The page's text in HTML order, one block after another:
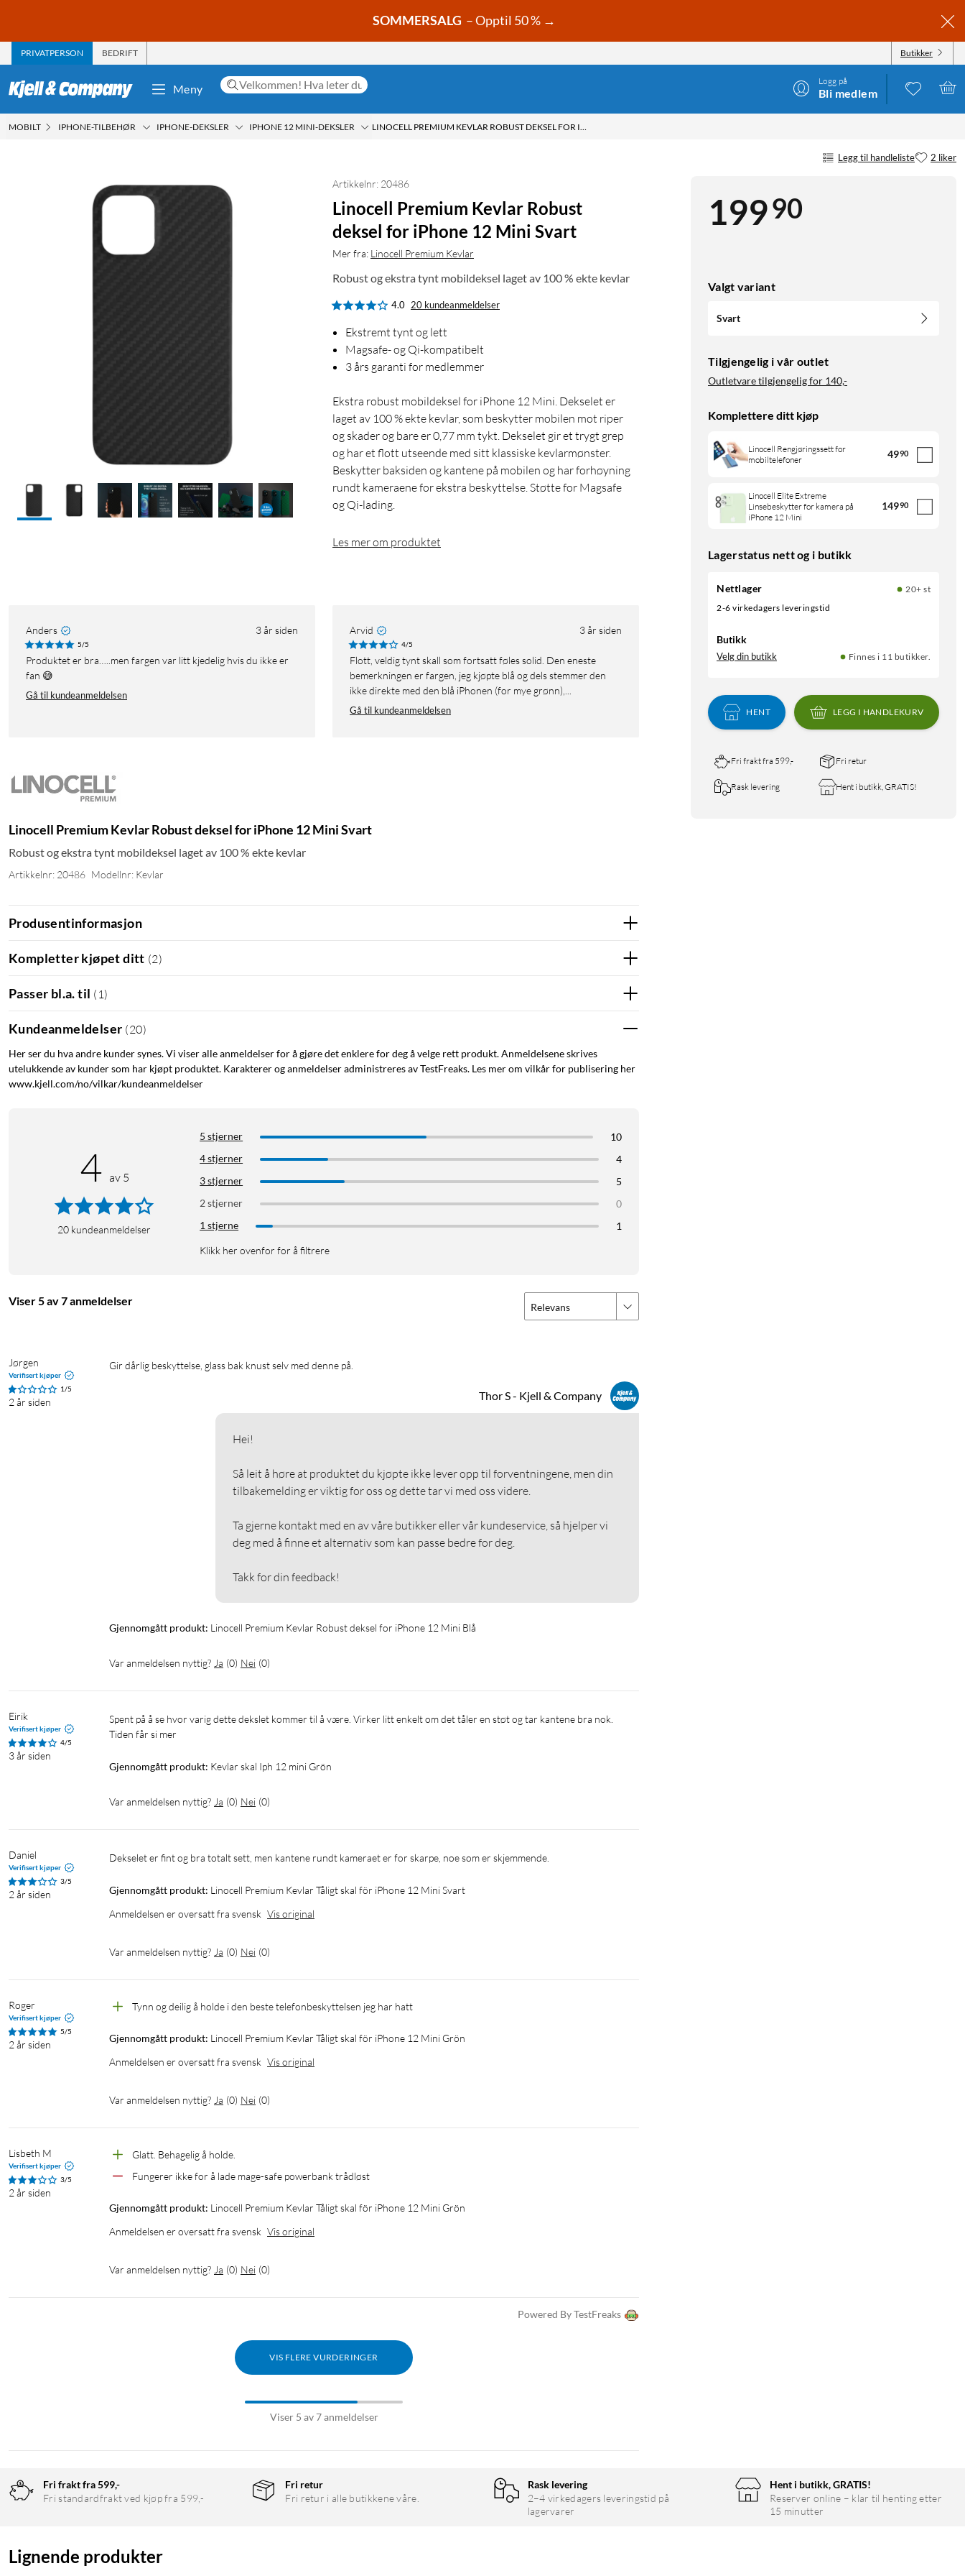
SOMMERSALG – Opptil 50 % →
PRIVATPERSON BEDRIFT Butikker
Meny
Logg på
Bli medlem
MOBILT IPHONE-TILBEHØR IPHONE-DEKSLER IPHONE 12 MINI-DEKSLER LINOCELL PREMIUM KEVLAR ROBUST DEKSEL FOR IPHONE 12 MINI SVART
Legg til handleliste 2 liker
19990
Valgt variant
Svart
Tilgjengelig i vår outlet
Outletvare tilgjengelig for 140,-
Komplettere ditt kjøp
Linocell Rengjøringssett for
mobiltelefoner
4990
Linocell Elite Extreme
Linsebeskytter for kamera på
iPhone 12 Mini
14990
Lagerstatus nett og i butikk
Nettlager
20+ st
2-6 virkedagers leveringstid
Butikk
Velg din butikk Finnes i 11 butikker.
HENT LEGG I HANDLEKURV
Fri frakt fra 599,- Fri retur
Rask levering Hent i butikk, GRATIS!
Artikkelnr: 20486
Linocell Premium Kevlar Robust
deksel for iPhone 12 Mini Svart
Mer fra: Linocell Premium Kevlar
Robust og ekstra tynt mobildeksel laget av 100 % ekte kevlar
4.0 20 kundeanmeldelser
Ekstremt tynt og lett
Magsafe- og Qi-kompatibelt
3 års garanti for medlemmer
Ekstra robust mobildeksel for iPhone 12 Mini. Dekselet er
laget av 100 % ekte kevlar, som beskytter mobilen mot riper
og skader og bare er 0,77 mm tykt. Dekselet gir et trygt grep
og har et flott utseende med sitt klassiske kevlarmønster.
Beskytter baksiden og kantene på mobilen og har forhøyning
rundt kameraene for ekstra beskyttelse. Støtte for Magsafe
og Qi-lading.
Les mer om produktet
Anders 3 år siden
5/5
Produktet er bra…..men fargen var litt kjedelig hvis du ikke er
fan 😅
Gå til kundeanmeldelsen
Arvid 3 år siden
4/5
Flott, veldig tynt skall som fortsatt føles solid. Den eneste
bemerkningen er fargen, jeg kjøpte blå og dels stemmer den
ikke direkte med den blå iPhonen (for mye grønn),...
Gå til kundeanmeldelsen
Linocell Premium Kevlar Robust deksel for iPhone 12 Mini Svart
Robust og ekstra tynt mobildeksel laget av 100 % ekte kevlar
Artikkelnr: 20486 Modellnr: Kevlar
Produsentinformasjon
Kompletter kjøpet ditt (2)
Passer bl.a. til ( 1 )
Kundeanmeldelser (20)
Her ser du hva andre kunder synes. Vi viser alle anmeldelser for å gjøre det enklere for deg å velge rett produkt. Anmeldelsene skrives
utelukkende av kunder som har kjøpt produktet. Karakterer og anmeldelser administreres av TestFreaks. Les mer om vilkår for publisering her
www.kjell.com/no/vilkar/kundeanmeldelser
4 av 5
20 kundeanmeldelser
5 stjerner
10
4 stjerner
4
3 stjerner
5
2 stjerner
0
1 stjerne
1
Klikk her ovenfor for å filtrere
Viser 5 av 7 anmeldelser Relevans
Jørgen
Verifisert kjøper
1/5
2 år siden
Gir dårlig beskyttelse, glass bak knust selv med denne på.
Thor S - Kjell & Company
Hei!
Så leit å høre at produktet du kjøpte ikke lever opp til forventningene, men din
tilbakemelding er viktig for oss og dette tar vi med oss videre.
Ta gjerne kontakt med en av våre butikker eller vår kundeservice, så hjelper vi
deg med å finne et alternativ som kan passe bedre for deg.
Takk for din feedback!
Gjennomgått produkt: Linocell Premium Kevlar Robust deksel for iPhone 12 Mini Blå
Var anmeldelsen nyttig? Ja (0) Nei (0)
Eirik
Verifisert kjøper
4/5
3 år siden
Spent på å se hvor varig dette dekslet kommer til å være. Virker litt enkelt om det tåler en støt og tar kantene bra nok.
Tiden får si mer
Gjennomgått produkt: Kevlar skal Iph 12 mini Grön
Var anmeldelsen nyttig? Ja (0) Nei (0)
Daniel
Verifisert kjøper
3/5
2 år siden
Dekselet er fint og bra totalt sett, men kantene rundt kameraet er for skarpe, noe som er skjemmende.
Gjennomgått produkt: Linocell Premium Kevlar Tåligt skal för iPhone 12 Mini Svart
Anmeldelsen er oversatt fra svensk Vis original
Var anmeldelsen nyttig? Ja (0) Nei (0)
Roger
Verifisert kjøper
5/5
2 år siden
Tynn og deilig å holde i den beste telefonbeskyttelsen jeg har hatt
Gjennomgått produkt: Linocell Premium Kevlar Tåligt skal för iPhone 12 Mini Grön
Anmeldelsen er oversatt fra svensk Vis original
Var anmeldelsen nyttig? Ja (0) Nei (0)
Lisbeth M
Verifisert kjøper
3/5
2 år siden
Glatt. Behagelig å holde.
Fungerer ikke for å lade mage-safe powerbank trådløst
Gjennomgått produkt: Linocell Premium Kevlar Tåligt skal för iPhone 12 Mini Grön
Anmeldelsen er oversatt fra svensk Vis original
Var anmeldelsen nyttig? Ja (0) Nei (0)
Powered By TestFreaks
VIS FLERE VURDERINGER
Viser 5 av 7 anmeldelser
Fri frakt fra 599,-
Fri standardfrakt ved kjøp fra 599,-
Fri retur
Fri retur i alle butikkene våre.
Rask levering
2–4 virkedagers leveringstid på
lagervarer
Hent i butikk, GRATIS!
Reserver online – klar til henting etter
15 minutter
Lignende produkter